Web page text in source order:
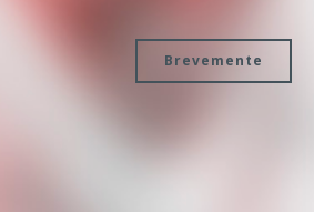
Brevemente